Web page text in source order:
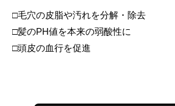
□毛穴の皮脂や汚れを分解・除去
□髪のPH値を本来の弱酸性に
□頭皮の血行を促進